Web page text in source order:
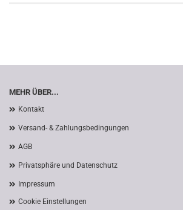
MEHR ÜBER...
Kontakt
Versand- & Zahlungsbedingungen
AGB
Privatsphäre und Datenschutz
Impressum
Cookie Einstellungen